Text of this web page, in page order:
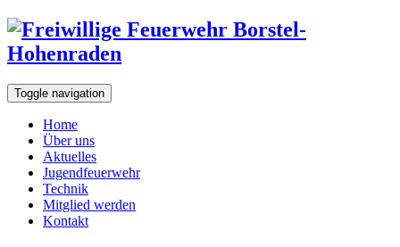
Toggle navigation
Home
Über uns
Aktuelles
Jugendfeuerwehr
Technik
Mitglied werden
Kontakt